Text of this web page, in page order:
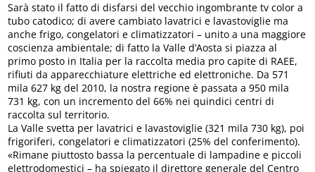
Sarà stato il fatto di disfarsi del vecchio ingombrante tv color a
tubo catodico; di avere cambiato lavatrici e lavastoviglie ma
anche frigo, congelatori e climatizzatori – unito a una maggiore
coscienza ambientale; di fatto la Valle d’Aosta si piazza al
primo posto in Italia per la raccolta media pro capite di RAEE,
rifiuti da apparecchiature elettriche ed elettroniche. Da 571
mila 627 kg del 2010, la nostra regione è passata a 950 mila
731 kg, con un incremento del 66% nei quindici centri di
raccolta sul territorio.
La Valle svetta per lavatrici e lavastoviglie (321 mila 730 kg), poi
frigoriferi, congelatori e climatizzatori (25% del conferimento).
«Rimane piuttosto bassa la percentuale di lampadine e piccoli
elettrodomestici – ha spiegato il direttore generale del Centro